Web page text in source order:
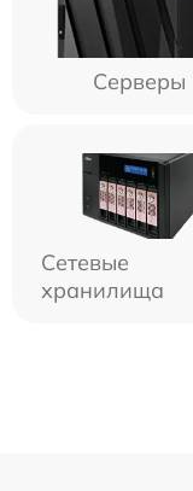
Серверы
Сетевые
хранилища